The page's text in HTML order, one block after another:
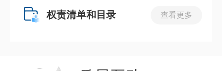
权责清单和目录 查看更多